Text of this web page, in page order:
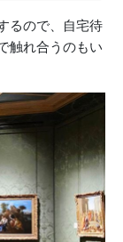
るので、自宅待
触れ合うのもい